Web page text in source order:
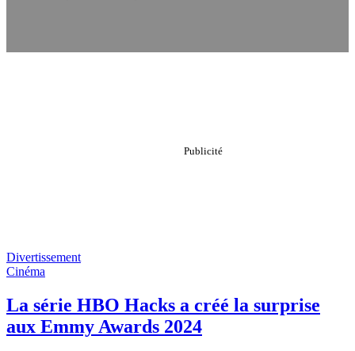
Divertissement
Cinéma
La série HBO Hacks a créé la surprise
aux Emmy Awards 2024